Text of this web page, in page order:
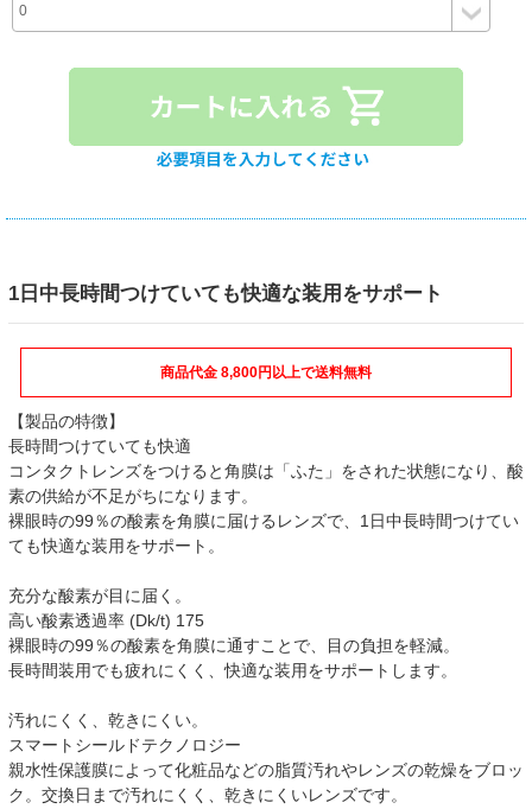
1日中長時間つけていても快適な装用をサポート
商品代金 8,800円以上で送料無料
【製品の特徴】
長時間つけていても快適
コンタクトレンズをつけると角膜は「ふた」をされた状態になり、酸
素の供給が不足がちになります。
裸眼時の99％の酸素を角膜に届けるレンズで、1日中長時間つけてい
ても快適な装用をサポート。
充分な酸素が目に届く。
高い酸素透過率 (Dk/t) 175
裸眼時の99％の酸素を角膜に通すことで、目の負担を軽減。
長時間装用でも疲れにくく、快適な装用をサポートします。
汚れにくく、乾きにくい。
スマートシールドテクノロジー
親水性保護膜によって化粧品などの脂質汚れやレンズの乾燥をブロッ
ク。交換日まで汚れにくく、乾きにくいレンズです。